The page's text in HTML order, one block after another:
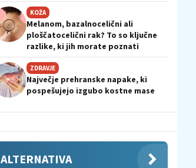
KOŽA
Melanom, bazalnocelični ali
ploščatocelični rak? To so ključne
razlike, ki jih morate poznati
ZDRAVJE
Največje prehranske napake, ki
pospešujejo izgubo kostne mase
ALTERNATIVA